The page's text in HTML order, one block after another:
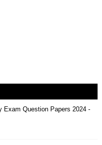
Exam Question Papers 2024 -